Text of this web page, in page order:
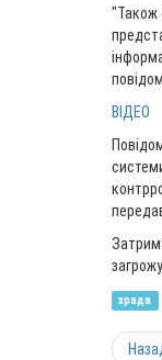
"Також
ВІДЕО
зрада